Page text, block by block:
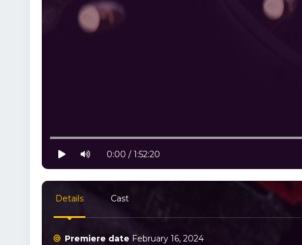
10% progress
play
volume0:00 / 1:52:20
Details Cast
Premiere date February 16, 2024